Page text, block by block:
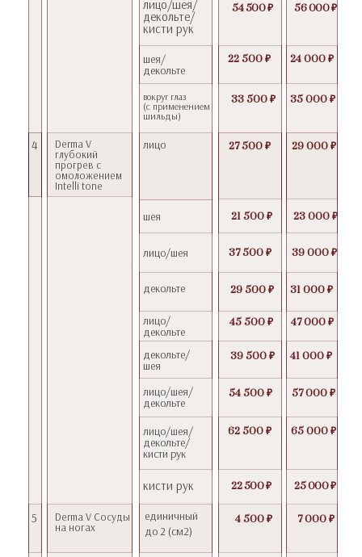
29 000 ₽
лицо
декольте/
шея
41 000 ₽
кисти рук 25 000 ₽
лицо/шея/
декольте/
кисти рук
65 000 ₽
лицо/шея/
декольте
57 000 ₽
4
23 000 ₽
Derma V
глубокий
прогрев с
омоложением
Intelli tone
лицо/шея
шея
39 000 ₽
декольте 31 000 ₽
лицо/
декольте
47 000 ₽
вокруг глаз
(с применением
шильды)
шея/
декольте
24 000 ₽
35 000 ₽
лицо/шея/
декольте/
кисти рук
56 000 ₽
27 500 ₽
39 500 ₽
22 500 ₽
62 500 ₽
54 500 ₽
21 500 ₽
37 500 ₽
29 500 ₽
45 500 ₽
22 500 ₽
33 500 ₽
54 500 ₽
5
Derma V Сосуды
на ногах
единичный
до 2 (см2)
7 000 ₽
4 500 ₽